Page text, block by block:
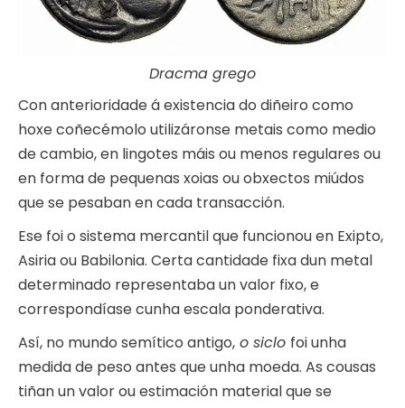
Dracma grego
Con anterioridade á existencia do diñeiro como
hoxe coñecémolo utilizáronse metais como medio
de cambio, en lingotes máis ou menos regulares ou
en forma de pequenas xoias ou obxectos miúdos
que se pesaban en cada transacción.
Ese foi o sistema mercantil que funcionou en Exipto,
Asiria ou Babilonia. Certa cantidade fixa dun metal
determinado representaba un valor fixo, e
correspondíase cunha escala ponderativa.
Así, no mundo semítico antigo, o siclo foi unha
medida de peso antes que unha moeda. As cousas
tiñan un valor ou estimación material que se